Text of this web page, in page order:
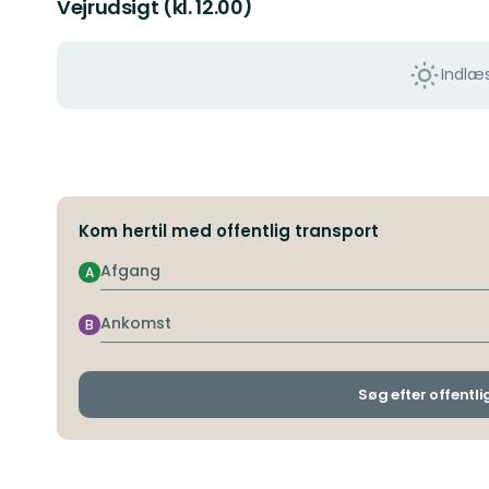
Vejrudsigt (kl. 12.00)
Kom hertil med offentlig transport
Afgang
A
Ankomst
B
Søg efter